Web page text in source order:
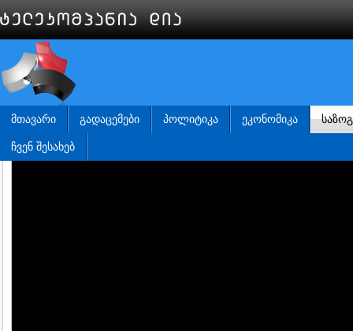
ᲛᲗᲐᲕᲐᲠᲘ ᲒᲐᲓᲐᲪᲔᲛᲔᲑᲘ ᲞᲝᲚᲘᲢᲘᲙᲐ ᲔᲙᲝᲜᲝᲛᲘᲙᲐ
ᲩᲕᲔᲜ ᲨᲔᲡᲐᲮᲔᲑ